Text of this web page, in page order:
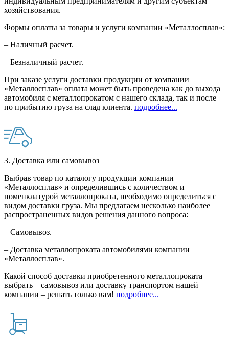
хозяйствования.
Формы оплаты за товары и услуги компании «Металлосплав»:
– Наличный расчет.
– Безналичный расчет.
При заказе услуги доставки продукции от компании
«Металлосплав» оплата может быть проведена как до выхода
автомобиля с металлопрокатом с нашего склада, так и после –
по прибытию груза на слад клиента. подробнее...
3. Доставка или самовывоз
Выбрав товар по каталогу продукции компании
«Металлосплав» и определившись с количеством и
номенклатурой металлопроката, необходимо определиться с
видом доставки груза. Мы предлагаем несколько наиболее
распространенных видов решения данного вопроса:
– Самовывоз.
– Доставка металлопроката автомобилями компании
«Металлосплав».
Какой способ доставки приобретенного металлопроката
выбрать – самовывоз или доставку транспортом нашей
компании – решать только вам! подробнее...